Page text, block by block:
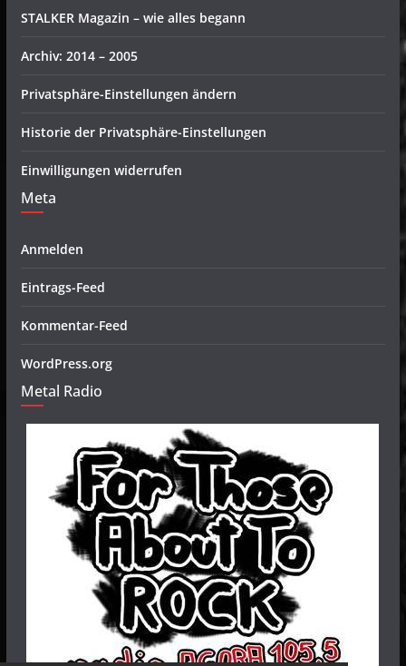
STALKER Magazin – wie alles begann
Archiv: 2014 – 2005
Privatsphäre-Einstellungen ändern
Historie der Privatsphäre-Einstellungen
Einwilligungen widerrufen
Meta
Anmelden
Eintrags-Feed
Kommentar-Feed
WordPress.org
Metal Radio